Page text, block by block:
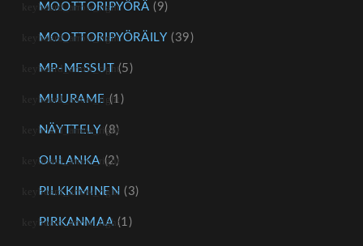
MOOTTORIPYÖRÄ (9)
MOOTTORIPYÖRÄILY (39)
MP-MESSUT (5)
MUURAME (1)
NÄYTTELY (8)
OULANKA (2)
PILKKIMINEN (3)
PIRKANMAA (1)